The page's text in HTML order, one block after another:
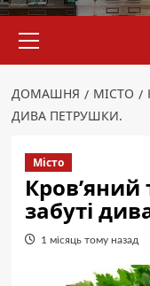
меню
ДОМАШНЯ МІСТО
ДИВА ПЕТРУШКИ.
Місто
Кров’яний
забуті
1 місяць тому назад